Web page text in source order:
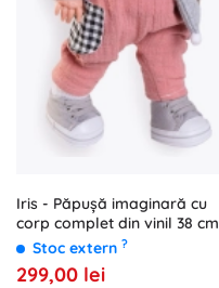
Iris - Păpușă imaginară cu
corp complet din vinil 38 cm
Stoc extern ?
299,00 lei